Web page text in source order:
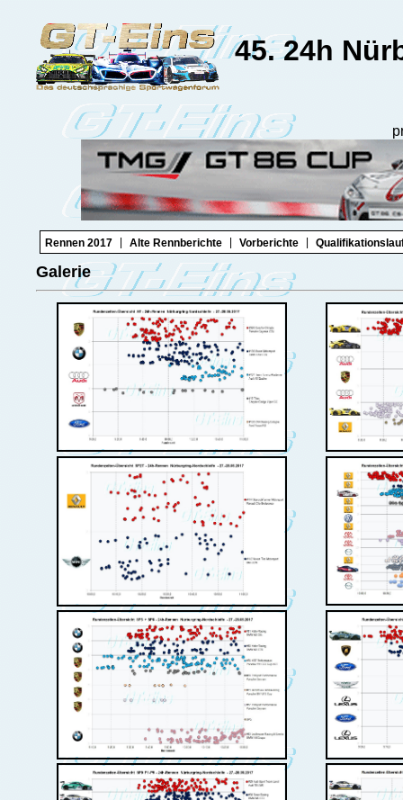
45. 24h
Rennen 2017 Alte Rennberichte Vorberichte
Galerie